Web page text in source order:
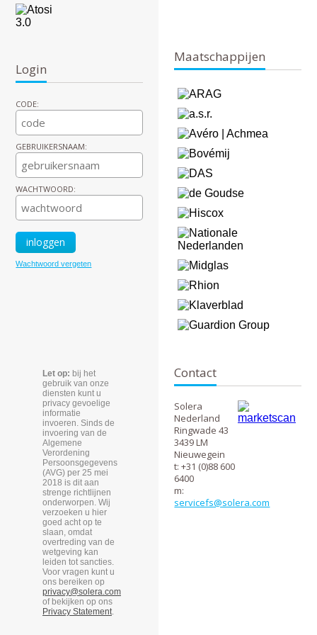
Login
CODE:
GEBRUIKERSNAAM:
WACHTWOORD:
Wachtwoord vergeten
Let op: bij het
gebruik van onze
diensten kunt u
privacy gevoelige
informatie
invoeren. Sinds de
invoering van de
Algemene
Verordening
Persoonsgegevens
(AVG) per 25 mei
2018 is dit aan
strenge richtlijnen
onderworpen. Wij
verzoeken u hier
goed acht op te
slaan, omdat
overtreding van de
wetgeving kan
leiden tot sancties.
Voor vragen kunt u
ons bereiken op
privacy@solera.com
of bekijken op ons
Privacy Statement.
Maatschappijen
Contact
Solera
Nederland
Ringwade 43
3439 LM
Nieuwegein
t: +31 (0)88 600
6400
m:
servicefs@solera.com